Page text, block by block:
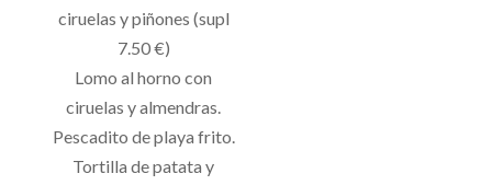
ciruelas y piñones (supl
7.50 €)
Lomo al horno con
ciruelas y almendras.
Pescadito de playa frito.
Tortilla de patata y